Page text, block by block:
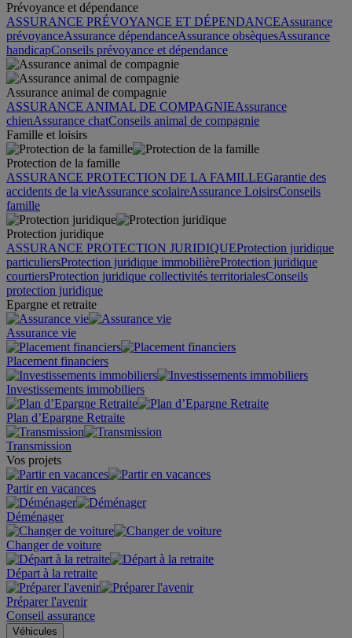
Prévoyance et dépendance
ASSURANCE PRÉVOYANCE ET DÉPENDANCEAssurance
prévoyanceAssurance dépendanceAssurance obsèquesAssurance
handicapConseils prévoyance et dépendance
Assurance animal de compagnie
ASSURANCE ANIMAL DE COMPAGNIEAssurance
chienAssurance chatConseils animal de compagnie
Famille et loisirs
Protection de la famille
ASSURANCE PROTECTION DE LA FAMILLEGarantie des
accidents de la vieAssurance scolaireAssurance LoisirsConseils
famille
Protection juridique
ASSURANCE PROTECTION JURIDIQUEProtection juridique
particuliersProtection juridique immobilièreProtection juridique
courtiersProtection juridique collectivités territorialesConseils
protection juridique
Epargne et retraite
Assurance vie
Placement financiers
Investissements immobiliers
Plan d’Epargne Retraite
Transmission
Vos projets
Partir en vacances
Déménager
Changer de voiture
Départ à la retraite
Préparer l'avenir
Conseil assurance
Véhicules